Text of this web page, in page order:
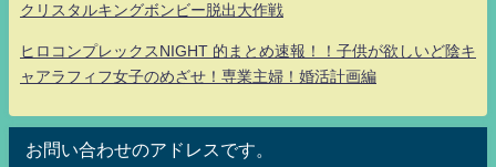
クリスタルキングボンビー脱出大作戦
ヒロコンプレックスNIGHT 的まとめ速報！！子供が欲しいど陰キ
ャアラフィフ女子のめざせ！専業主婦！婚活計画編
お問い合わせのアドレスです。